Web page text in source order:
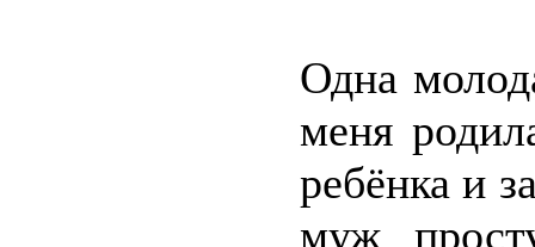
Одна
меня
ребёнка и
муж